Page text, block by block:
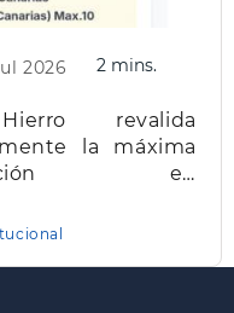
2026 2 mins.
revalida
la máxima
en